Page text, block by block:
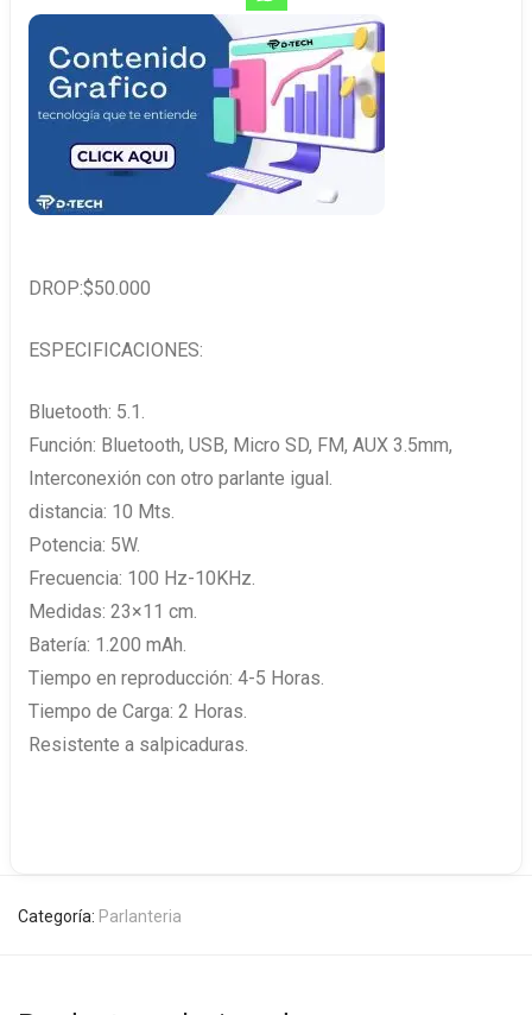
DROP:$50.000
ESPECIFICACIONES:
Bluetooth: 5.1.
Función: Bluetooth, USB, Micro SD, FM, AUX 3.5mm,
Interconexión con otro parlante igual.
distancia: 10 Mts.
Potencia: 5W.
Frecuencia: 100 Hz-10KHz.
Medidas: 23×11 cm.
Batería: 1.200 mAh.
Tiempo en reproducción: 4-5 Horas.
Tiempo de Carga: 2 Horas.
Resistente a salpicaduras.
Categoría: Parlanteria